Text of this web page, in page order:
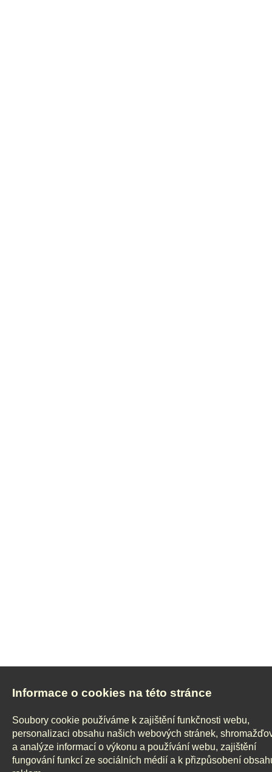
Informace o cookies na této stránce
Soubory cookie používáme k zajištění funkčnosti webu,
personalizaci obsahu našich webových stránek,
a analýze informací o výkonu a používání webu, zajištění
fungování funkcí ze sociálních médií a k přizpůsobení